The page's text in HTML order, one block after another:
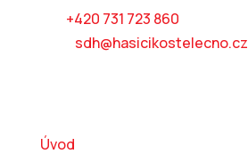
+420 731 723 860
sdh@hasicikostelecno.cz
Úvod